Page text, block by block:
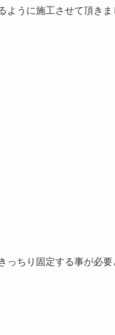
ように施工させて頂きま
っちり固定する事が必